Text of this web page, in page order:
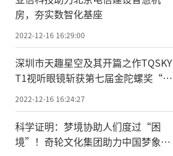
房，夯实数智化基座
2022-12-16 16:29:00
深圳市天趣星空及其开篇之作TQSKY
T1视听眼镜斩获第七届金陀螺奖“双
2022-12-16 16:24:27
科学证明：梦境协助人们度过“困
境”！奇轮文化集团助力中国梦象研